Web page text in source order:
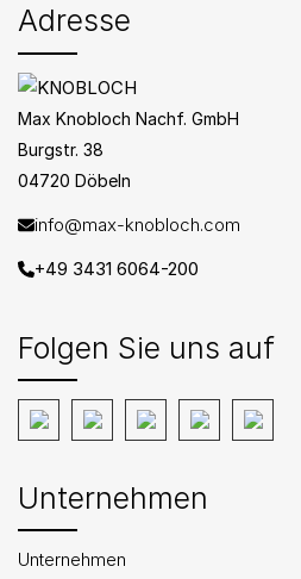
Adresse
Max Knobloch Nachf. GmbH
Burgstr. 38
04720 Döbeln
info@max-knobloch.com
+49 3431 6064-200
Folgen Sie uns auf
Unternehmen
Unternehmen